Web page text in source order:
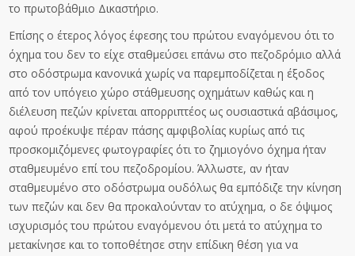
το πρωτοβάθμιο Δικαστήριο.
Επίσης ο έτερος λόγος έφεσης του πρώτου εναγόμενου ότι το
όχημα του δεν το είχε σταθμεύσει επάνω στο πεζοδρόμιο αλλά
στο οδόστρωμα κανονικά χωρίς να παρεμποδίζεται η έξοδος
από τον υπόγειο χώρο στάθμευσης οχημάτων καθώς και η
διέλευση πεζών κρίνεται απορριπτέος ως ουσιαστικά αβάσιμος,
αφού προέκυψε πέραν πάσης αμφιβολίας κυρίως από τις
προσκομιζόμενες φωτογραφίες ότι το ζημιογόνο όχημα ήταν
σταθμευμένο επί του πεζοδρομίου. Άλλωστε, αν ήταν
σταθμευμένο στο οδόστρωμα ουδόλως θα εμπόδιζε την κίνηση
των πεζών και δεν θα προκαλούνταν το ατύχημα, ο δε όψιμος
ισχυρισμός του πρώτου εναγόμενου ότι μετά το ατύχημα το
μετακίνησε και το τοποθέτησε στην επίδικη θέση για να